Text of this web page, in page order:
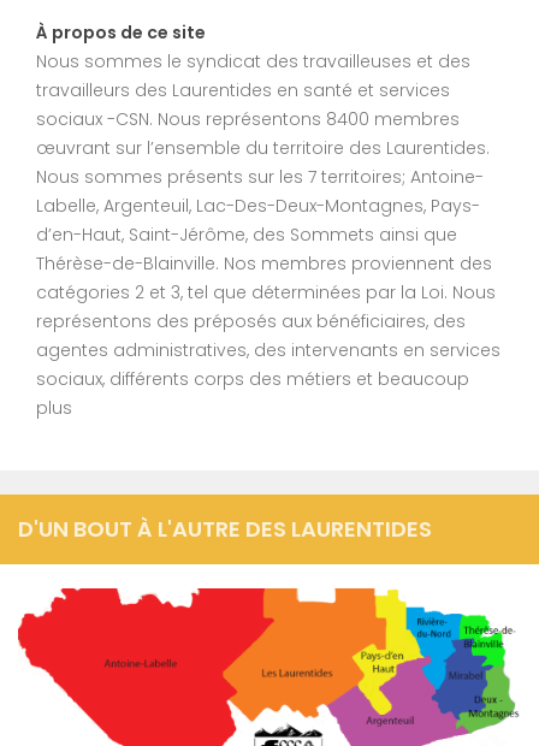
À propos de ce site
Nous sommes le syndicat des travailleuses et des
travailleurs des Laurentides en santé et services
sociaux -CSN. Nous représentons 8400 membres
œuvrant sur l’ensemble du territoire des Laurentides.
Nous sommes présents sur les 7 territoires; Antoine-
Labelle, Argenteuil, Lac-Des-Deux-Montagnes, Pays-
d’en-Haut, Saint-Jérôme, des Sommets ainsi que
Thérèse-de-Blainville. Nos membres proviennent des
catégories 2 et 3, tel que déterminées par la Loi. Nous
représentons des préposés aux bénéficiaires, des
agentes administratives, des intervenants en services
sociaux, différents corps des métiers et beaucoup
plus
D'UN BOUT À L'AUTRE DES LAURENTIDES